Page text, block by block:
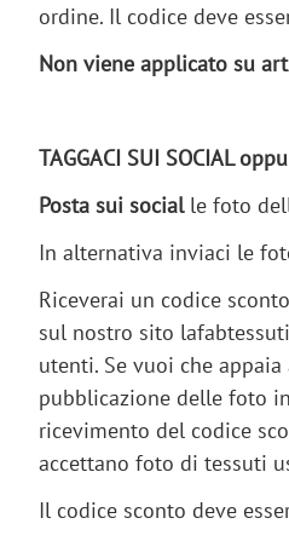
ordine. Il codice deve
Non viene applicato su
TAGGACI SUI SOCIAL
Posta sui socialle foto
In alternativa inviaci le
Riceverai un codice
sul nostro sito
utenti. Se vuoi che
pubblicazione delle foto
ricevimento del codice
accettano foto di tessuti
Il codice sconto deve